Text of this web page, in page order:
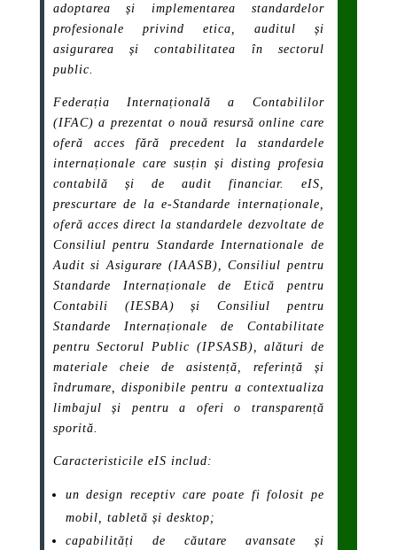
adoptarea și implementarea standardelor
profesionale privind etica, auditul și
asigurarea și contabilitatea în sectorul
public.
Federația Internațională a Contabililor
(IFAC) a prezentat o nouă resursă online care
oferă acces fără precedent la standardele
internaționale care susțin și disting profesia
contabilă și de audit financiar. eIS,
prescurtare de la e-Standarde internaționale,
oferă acces direct la standardele dezvoltate de
Consiliul pentru Standarde Internationale de
Audit si Asigurare (IAASB), Consiliul pentru
Standarde Internaționale de Etică pentru
Contabili (IESBA) și Consiliul pentru
Standarde Internaționale de Contabilitate
pentru Sectorul Public (IPSASB), alături de
materiale cheie de asistență, referință și
îndrumare, disponibile pentru a contextualiza
limbajul și pentru a oferi o transparență
sporită.
Caracteristicile eIS includ:
un design receptiv care poate fi folosit pe
mobil, tabletă și desktop;
capabilități de căutare avansate și